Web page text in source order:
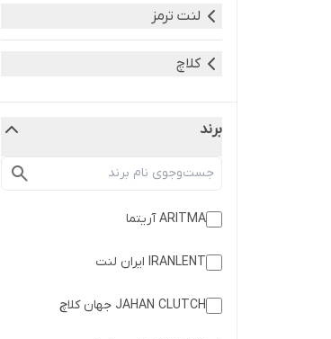
لنت ترمز
کلاچ
برند
IRANLENT ایران لنت
JAHAN CLUTCH جهان کلاچ